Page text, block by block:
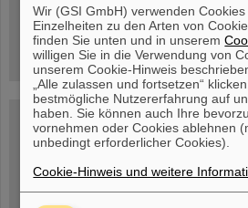
Besichtigung von GSI/FAIR
jetzt Termin buchen!
Blog Beam On
Menschen ...hinter GSI und
Wir (GSI GmbH) verwenden Cookies
Einzelheiten zu den Arten von
finden Sie unten und in unserem
willigen Sie in die Verwendung von
unserem Cookie-Hinweis
„Alle zulassen und fortsetzen“
bestmögliche Nutzererfahrung auf
haben. Sie können auch Ihre
vornehmen oder Cookies ablehnen
unbedingt erforderlicher Cookies).
Cookie-Hinweis und weitere